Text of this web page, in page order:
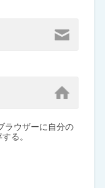
ラウザーに自分の
る。